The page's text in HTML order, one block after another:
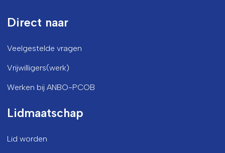
Direct naar
Veelgestelde vragen
Vrijwilligers(werk)
Werken bij ANBO-PCOB
Lidmaatschap
Lid worden